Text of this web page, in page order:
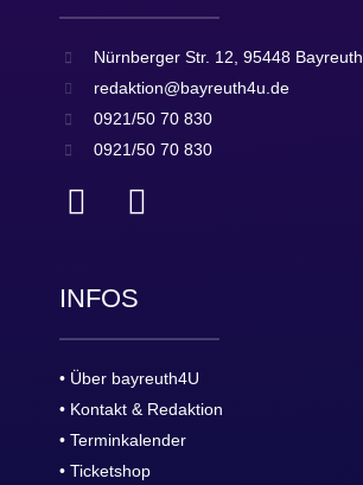
Nürnberger Str. 12, 95448 Bayreuth
redaktion@bayreuth4u.de
0921/50 70 830
0921/50 70 830
INFOS
• Über bayreuth4U
• Kontakt & Redaktion
• Terminkalender
• Ticketshop